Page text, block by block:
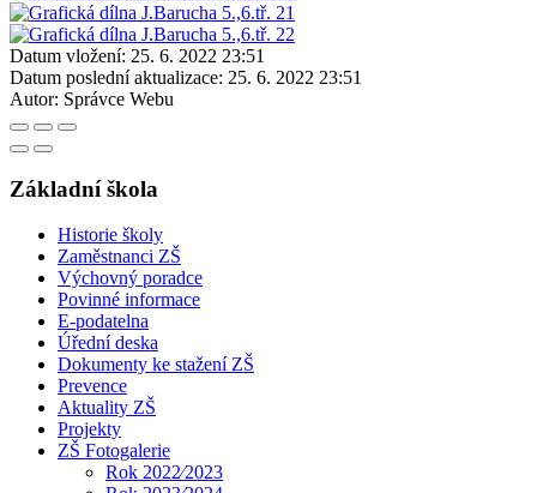
Datum vložení: 25. 6. 2022 23:51
Datum poslední aktualizace: 25. 6. 2022 23:51
Autor: Správce Webu
Základní škola
Historie školy
Zaměstnanci ZŠ
Výchovný poradce
Povinné informace
E-podatelna
Úřední deska
Dokumenty ke stažení ZŠ
Prevence
Aktuality ZŠ
Projekty
ZŠ Fotogalerie
Rok 2022⁄2023